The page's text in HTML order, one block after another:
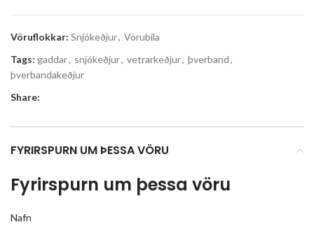
Vöruflokkar: Snjókeðjur, Vörubíla
Tags: gaddar, snjókeðjur, vetrarkeðjur, þverband,
þverbandakeðjur
Share:
FYRIRSPURN UM ÞESSA VÖRU
Fyrirspurn um þessa vöru
Nafn